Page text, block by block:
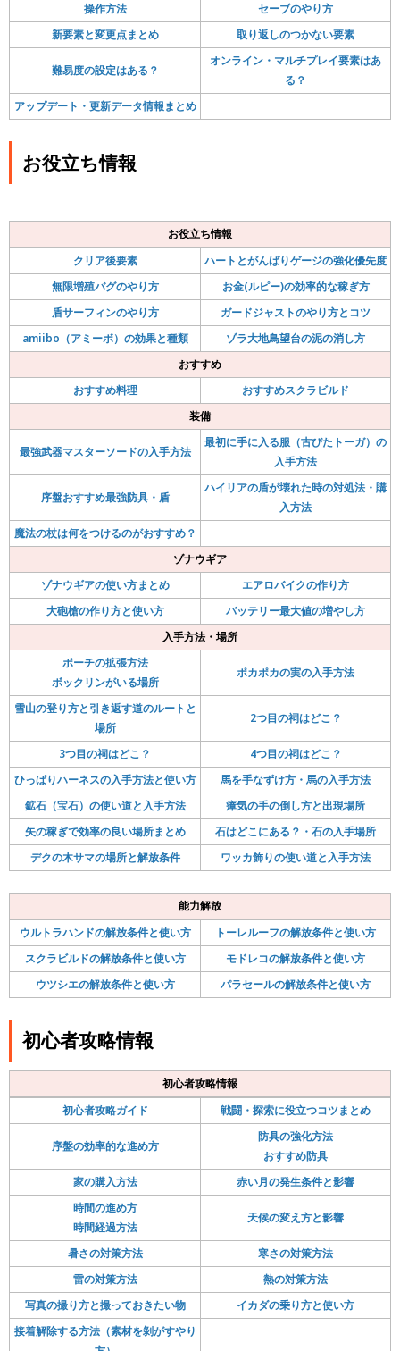
操作方法
セーブのやり方
新要素と変更点まとめ
取り返しのつかない要素
難易度の設定はある？
オンライン・マルチプレイ要素はあ
る？
アップデート・更新データ情報まとめ
お役立ち情報
お役立ち情報
クリア後要素
ハートとがんばりゲージの強化優先度
無限増殖バグのやり方
お金(ルピー)の効率的な稼ぎ方
盾サーフィンのやり方
ガードジャストのやり方とコツ
amiibo（アミーボ）の効果と種類
ゾラ大地鳥望台の泥の消し方
おすすめ
おすすめ料理
おすすめスクラビルド
装備
最強武器マスターソードの入手方法
最初に手に入る服（古びたトーガ）の
入手方法
序盤おすすめ最強防具・盾
ハイリアの盾が壊れた時の対処法・購
入方法
魔法の杖は何をつけるのがおすすめ？
ゾナウギア
ゾナウギアの使い方まとめ
エアロバイクの作り方
大砲槍の作り方と使い方
バッテリー最大値の増やし方
入手方法・場所
ポーチの拡張方法
ボックリンがいる場所
ポカポカの実の入手方法
雪山の登り方と引き返す道のルートと
場所
2つ目の祠はどこ？
3つ目の祠はどこ？
4つ目の祠はどこ？
ひっぱりハーネスの入手方法と使い方
馬を手なずけ方・馬の入手方法
鉱石（宝石）の使い道と入手方法
瘴気の手の倒し方と出現場所
矢の稼ぎで効率の良い場所まとめ
石はどこにある？・石の入手場所
デクの木サマの場所と解放条件
ワッカ飾りの使い道と入手方法
能力解放
ウルトラハンドの解放条件と使い方
トーレルーフの解放条件と使い方
スクラビルドの解放条件と使い方
モドレコの解放条件と使い方
ウツシエの解放条件と使い方
パラセールの解放条件と使い方
初心者攻略情報
初心者攻略情報
初心者攻略ガイド
戦闘・探索に役立つコツまとめ
序盤の効率的な進め方
防具の強化方法
おすすめ防具
家の購入方法
赤い月の発生条件と影響
時間の進め方
時間経過方法
天候の変え方と影響
暑さの対策方法
寒さの対策方法
雷の対策方法
熱の対策方法
写真の撮り方と撮っておきたい物
イカダの乗り方と使い方
接着解除する方法（素材を剝がすやり